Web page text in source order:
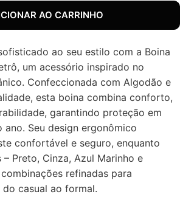
AO CARRINHO
ao seu estilo com a Boina
um acessório inspirado no
Confeccionada com Algodão e
esta boina combina conforto,
garantindo proteção em
ano. Seu design ergonômico
confortável e seguro, enquanto
Preto, Cinza, Azul Marinho e
refinadas para
casual ao formal.